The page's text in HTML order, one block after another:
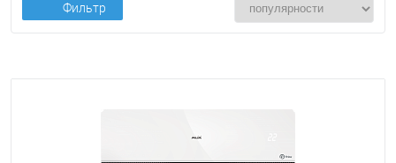
Фильтр